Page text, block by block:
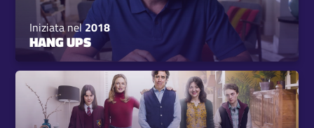
Iniziata nel2018
HANG UPS